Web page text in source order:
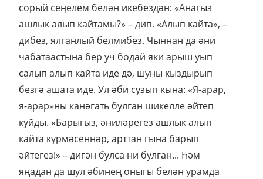
сорый сеңелем белән икебездән: «Анагыз
ашлык алып кайтамы?» – дип. «Алып кайта», –
дибез, ялганлый белмибез. Чыннан да әни
чабатаастына бер уч бодай яки арыш уып
салып алып кайта иде дә, шуны кыздырып
безгә ашата иде. Ул әби сузып кына: «Я-арар,
я-арар»ны канәгать булган шикелле әйтеп
куйды. «Барыгыз, әниләрегез ашлык алып
кайта күрмәсеннәр, арттан гына барып
әйтегез!» – дигән булса ни булган... Һәм
яңадан да шул әбинең оныгы белән урамда